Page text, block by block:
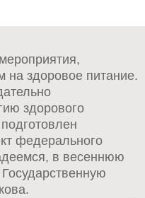
на здоровое питание.
здорового
федерального
в весеннюю